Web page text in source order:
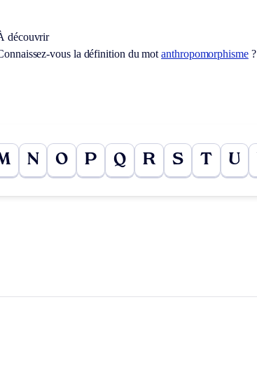
découvrir
vous la définition du motanthropomorphisme?
N O P Q R S T U